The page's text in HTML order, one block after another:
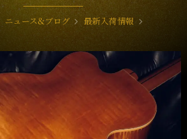
ニュース&ブログ 最新入荷情報